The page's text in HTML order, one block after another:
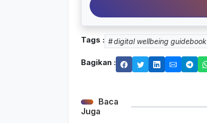
Tags : digital wellbeing guidebook
Bagikan :
Baca
Juga